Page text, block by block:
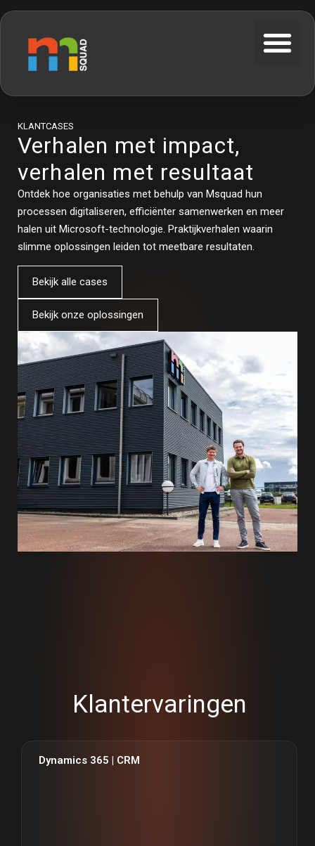
KLANTCASES
Verhalen met impact,
verhalen met resultaat
Ontdek hoe organisaties met behulp van Msquad hun
processen digitaliseren, efficiënter samenwerken en meer
halen uit Microsoft-technologie. Praktijkverhalen waarin
slimme oplossingen leiden tot meetbare resultaten.
Bekijk alle cases
Bekijk onze oplossingen
Klantervaringen
Dynamics 365 | CRM